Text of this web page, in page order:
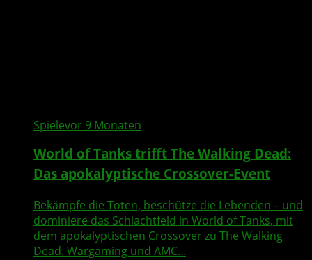
Spielevor 9 Monaten
World of Tanks trifft The Walking Dead:
Das apokalyptische Crossover-Event
Bekämpfe die Toten, beschütze die Lebenden – und
dominiere das Schlachtfeld in World of Tanks, mit
dem apokalyptischen Crossover zu The Walking
Dead. Wargaming und AMC...